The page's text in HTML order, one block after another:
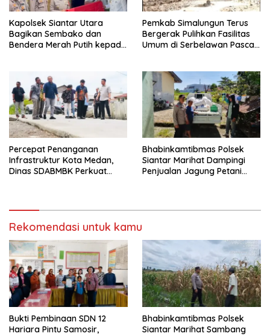
Kapolsek Siantar Utara
Bagikan Sembako dan
Bendera Merah Putih kepada
Pemkab Simalungun Terus
Bergerak Pulihkan Fasilitas
Umum di Serbelawan Pasca
Percepat Penanganan
Infrastruktur Kota Medan,
Dinas SDABMBK Perkuat
Bhabinkamtibmas Polsek
Siantar Marihat Dampingi
Penjualan Jagung Petani
Rekomendasi untuk kamu
Bukti Pembinaan SDN 12
Hariara Pintu Samosir,
Bhabinkamtibmas Polsek
Siantar Marihat Sambang